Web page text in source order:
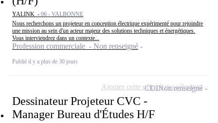
YALINK - 06 - VALBONNE
Nous recherchons un projeteur en conception électrique expérimenté pour rejoindre
une mission au sein d'un acteur majeur des solutions techniques et énergétiques.
Vous interviendrez dans un contexte...
Profession commerciale - Non renseigné
Publié il y a plus de 30 jours
Dessinateur Projeteur CVC -
Manager Bureau d'Études H/F
CDINon renseigné
Ajouter cette offre à ma sélection